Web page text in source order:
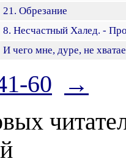
21. Обрезание
8. Несчастный Халед. -
И чего мне, дуре, не
60
→